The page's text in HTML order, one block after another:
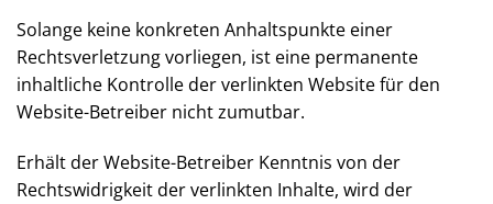
rechtliche Verstöße bekannt waren und er die
fremde Website im Rahmen des Zumutbaren geprüft
hat.
Rechtsverletzung vorliegen, ist eine permanente
inhaltliche Kontrolle der verlinkten Website für den